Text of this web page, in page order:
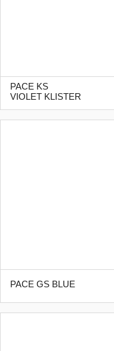
PACE KS
VIOLET KLISTER
PACE GS BLUE